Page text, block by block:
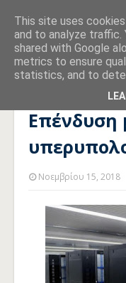
Αρχική σελίδα
σε υπερυπολογιστές
Eπένδυση
Νοεμβρίου 15, 2018
This site uses
and to analyze traffic.
shared with Google
metrics to ensure
statistics, and to